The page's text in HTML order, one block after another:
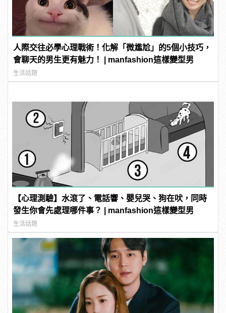
人際交往必學心理戰術！化解「微尷尬」的5個小技巧，
會聊天的男生更有魅力！ | manfashion這樣變型男
生活話題
【心理測驗】水滾了、電話響、嬰兒哭、狗在吠，同時
發生你會先處理哪件事？ | manfashion這樣變型男
生活話題